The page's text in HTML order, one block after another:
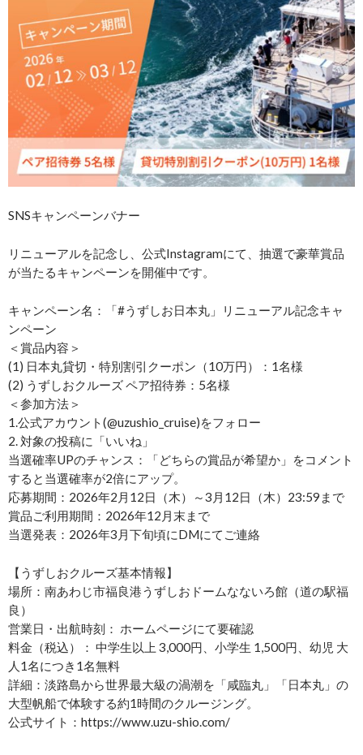
SNSキャンペーンバナー
リニューアルを記念し、公式Instagramにて、抽選で豪華賞品
が当たるキャンペーンを開催中です。
キャンペーン名：「#うずしお日本丸」リニューアル記念キャ
ンペーン
＜賞品内容＞
(1) 日本丸貸切・特別割引クーポン（10万円）：1名様
(2) うずしおクルーズ ペア招待券：5名様
＜参加方法＞
1.公式アカウント(@uzushio_cruise)をフォロー
2. 対象の投稿に「いいね」
当選確率UPのチャンス：「どちらの賞品が希望か」をコメント
すると当選確率が2倍にアップ。
応募期間：2026年2月12日（木）～3月12日（木）23:59まで
賞品ご利用期間：2026年12月末まで
当選発表：2026年3月下旬頃にDMにてご連絡
【うずしおクルーズ基本情報】
場所：南あわじ市福良港うずしおドームなないろ館（道の駅福
良）
営業日・出航時刻： ホームページにて要確認
料金（税込）： 中学生以上 3,000円、小学生 1,500円、幼児 大
人1名につき1名無料
詳細：淡路島から世界最大級の渦潮を「咸臨丸」「日本丸」の
大型帆船で体験する約1時間のクルージング。
公式サイト：https://www.uzu-shio.com/